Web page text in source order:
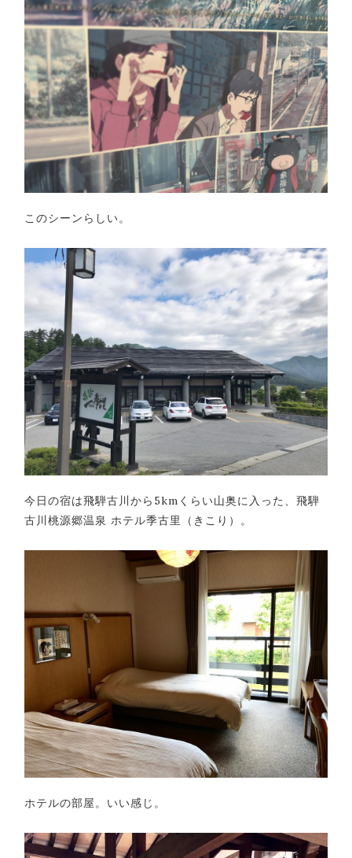
このシーンらしい。
今日の宿は飛騨古川から5kmくらい山奥に入った、飛騨
古川桃源郷温泉 ホテル季古里（きこり）。
ホテルの部屋。いい感じ。